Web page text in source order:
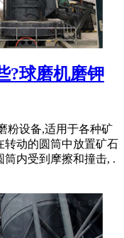
?球磨机磨钾
粉设备,适用于各种矿
转动的圆筒中放置矿石
内受到摩擦和撞击, .